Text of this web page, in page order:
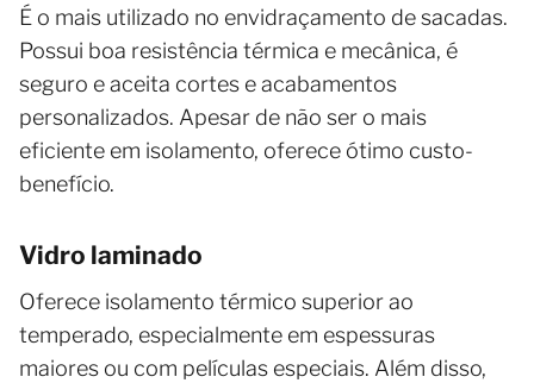
É o mais utilizado no envidraçamento de sacadas.
Possui boa resistência térmica e mecânica, é
seguro e aceita cortes e acabamentos
personalizados. Apesar de não ser o mais
eficiente em isolamento, oferece ótimo custo-
benefício.
Vidro laminado
Oferece isolamento térmico superior ao
temperado, especialmente em espessuras
maiores ou com películas especiais. Além disso,